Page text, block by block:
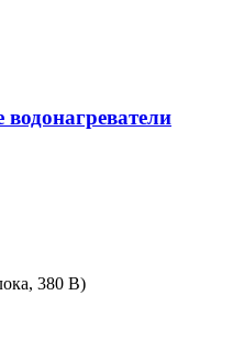
380 В)